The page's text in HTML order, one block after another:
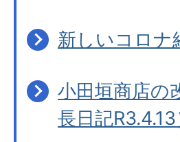
新しいコロナ
小田垣商店の
長日記R3.4.13